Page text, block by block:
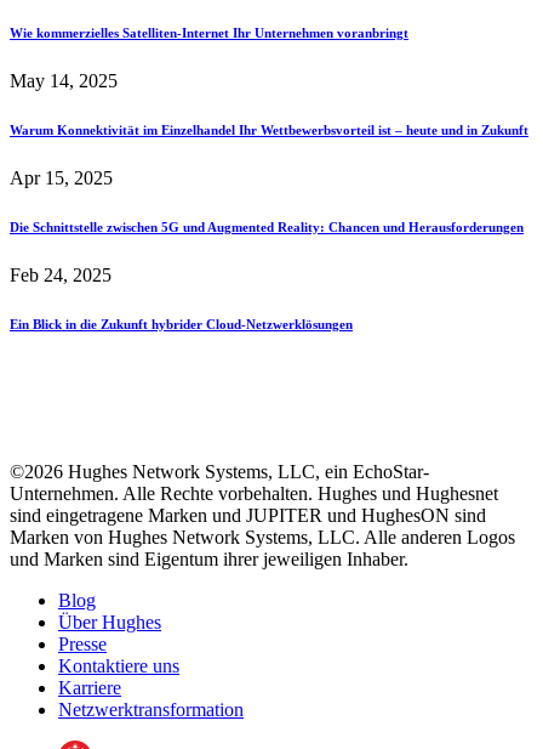
Wie kommerzielles Satelliten-Internet Ihr Unternehmen voranbringt
May 14, 2025
Warum Konnektivität im Einzelhandel Ihr Wettbewerbsvorteil ist – heute und in Zukunft
Apr 15, 2025
Die Schnittstelle zwischen 5G und Augmented Reality: Chancen und Herausforderungen
Feb 24, 2025
Ein Blick in die Zukunft hybrider Cloud-Netzwerklösungen
©2026 Hughes Network Systems, LLC, ein EchoStar-
Unternehmen. Alle Rechte vorbehalten. Hughes und Hughesnet
sind eingetragene Marken und JUPITER und HughesON sind
Marken von Hughes Network Systems, LLC. Alle anderen Logos
und Marken sind Eigentum ihrer jeweiligen Inhaber.
Blog
Über Hughes
Presse
Kontaktiere uns
Karriere
Netzwerktransformation